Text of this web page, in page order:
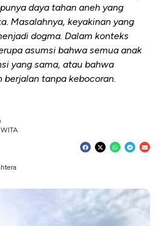
daya tahan aneh yang
Masalahnya, keyakinan yang
dogma. Dalam konteks
asumsi bahwa semua anak
yang sama, atau bahwa
tanpa kebocoran.